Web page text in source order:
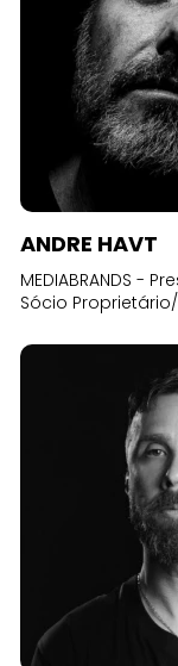
ANDRE HAVT
MEDIABRANDS -
Sócio